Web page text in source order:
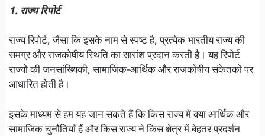
1. राज्य रिपोर्ट
राज्य रिपोर्ट, जैसा कि इसके नाम से स्पष्ट है, प्रत्येक भारतीय राज्य की
समग्र और राजकोषीय स्थिति का सारांश प्रदान करती है। यह रिपोर्ट
राज्यों की जनसांख्यिकी, सामाजिक-आर्थिक और राजकोषीय संकेतकों पर
आधारित होती है।
इसके माध्यम से हम यह जान सकते हैं कि किस राज्य में क्या आर्थिक और
सामाजिक चुनौतियाँ हैं और किस राज्य ने किस क्षेत्र में बेहतर प्रदर्शन